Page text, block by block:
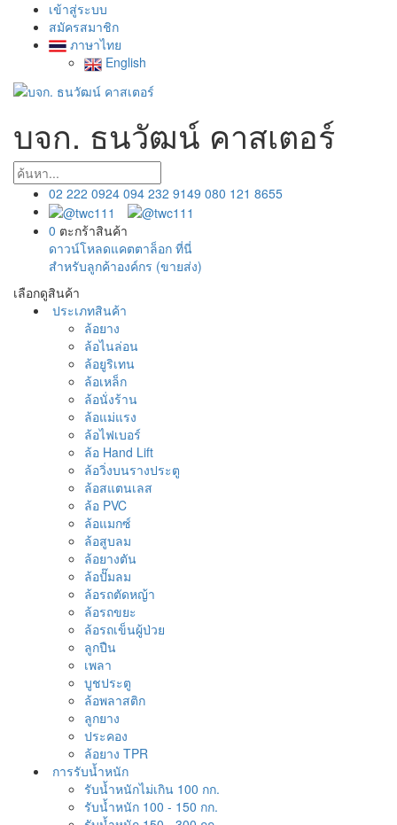
เข้าสู่ระบบ
สมัครสมาชิก
ภาษาไทย
English
บจก. ธนวัฒน์ คาสเตอร์
02 222 0924 094 232 9149 080 121 8655
0 ตะกร้าสินค้า
ดาวน์โหลดแคตตาล็อก ที่นี่
สำหรับลูกค้าองค์กร (ขายส่ง)
เลือกดูสินค้า
ประเภทสินค้า
ล้อยาง
ล้อไนล่อน
ล้อยูริเทน
ล้อเหล็ก
ล้อนั่งร้าน
ล้อแม่แรง
ล้อไฟเบอร์
ล้อ Hand Lift
ล้อวิ่งบนรางประตู
ล้อสแตนเลส
ล้อ PVC
ล้อแมกซ์
ล้อสูบลม
ล้อยางตัน
ล้อปั๊มลม
ล้อรถตัดหญ้า
ล้อรถขยะ
ล้อรถเข็นผู้ป่วย
ลูกปืน
เพลา
บูชประตู
ล้อพลาสติก
ลูกยาง
ประคอง
ล้อยาง TPR
การรับน้ำหนัก
รับน้ำหนักไม่เกิน 100 กก.
รับน้ำหนัก 100 - 150 กก.